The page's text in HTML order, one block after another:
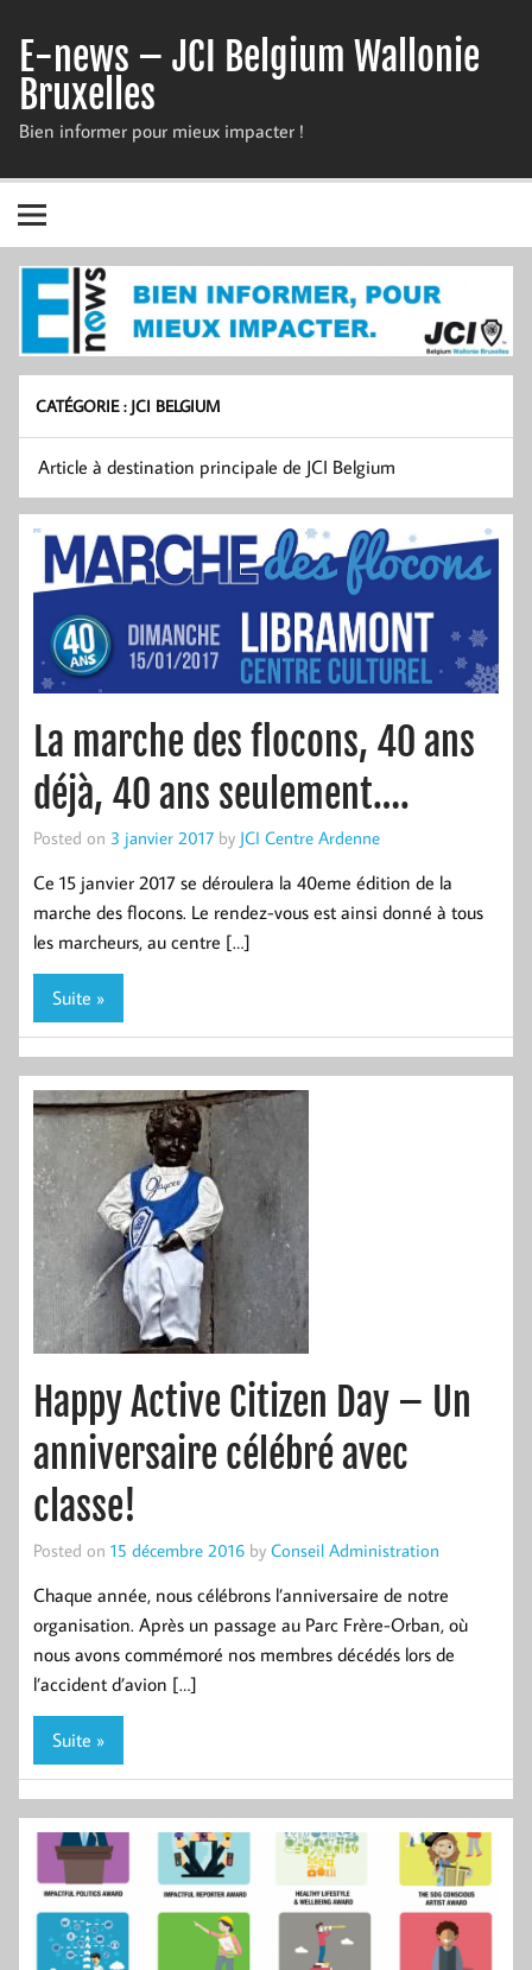
content
E-news – JCI Belgium Wallonie
Bruxelles
Bien informer pour mieux impacter !
CATÉGORIE : JCI BELGIUM
Article à destination principale de JCI Belgium
La marche des flocons, 40 ans
déjà, 40 ans seulement….
Posted on 3 janvier 2017 by JCI Centre Ardenne
Ce 15 janvier 2017 se déroulera la 40eme édition de la
marche des flocons. Le rendez-vous est ainsi donné à tous
les marcheurs, au centre […]
Suite »
Happy Active Citizen Day – Un
anniversaire célébré avec
classe!
Posted on 15 décembre 2016 by Conseil Administration
Chaque année, nous célébrons l’anniversaire de notre
organisation. Après un passage au Parc Frère-Orban, où
nous avons commémoré nos membres décédés lors de
l’accident d’avion […]
Suite »